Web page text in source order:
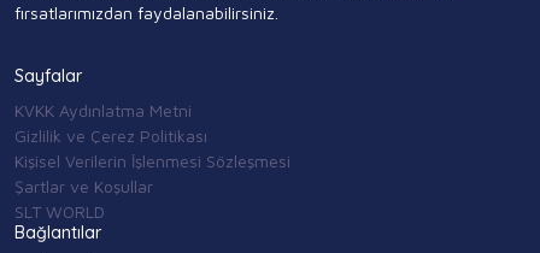
fırsatlarımızdan faydalanabilirsiniz.
Sayfalar
KVKK Aydınlatma Metni
Gizlilik ve Çerez Politikası
Kişisel Verilerin İşlenmesi Sözleşmesi
Şartlar ve Koşullar
SLT WORLD
Bağlantılar